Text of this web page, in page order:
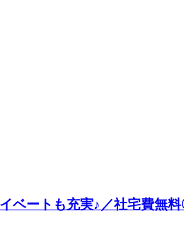
ベートも充実♪／社宅費無